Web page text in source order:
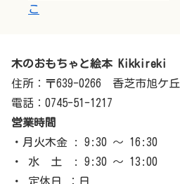
こ
木のおもちゃと絵本 Kikkireki
住所：〒639-0266 香芝市旭ケ丘
電話：0745-51-1217
営業時間
・月火木金 : 9:30 ～ 16:30
・ 水 土 : 9:30 ～ 13:00
・ 定休日 ：日